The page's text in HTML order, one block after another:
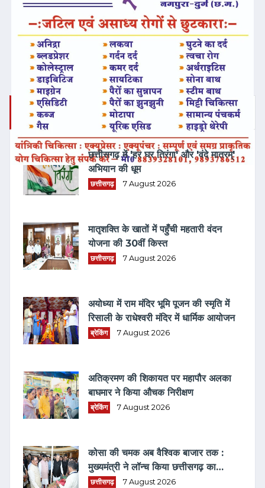
ताज़ा समाचार
छत्तीसगढ़ में 'हर घर तिरंगा' और 'वंदे मातरम्'
अभियान की धूम
छत्तीसगढ़ 7 August 2026
मातृशक्ति के खातों में पहुँची महतारी वंदन
योजना की 30वीं किस्त
छत्तीसगढ़ 7 August 2026
अयोध्या में राम मंदिर भूमि पूजन की स्मृति में
रिसाली के राधेश्वरी मंदिर में धार्मिक आयोजन
ब्रेकिंग 7 August 2026
अतिक्रमण की शिकायत पर महापौर अलका
बाघमार ने किया औचक निरीक्षण
ब्रेकिंग 7 August 2026
कोसा की चमक अब वैश्विक बाजार तक :
मुख्यमंत्री ने लॉन्च किया छत्तीसगढ़ का
प्रीमियम हैंडलूम ब्रांड 'कोशल फैब'
छत्तीसगढ़ 7 August 2026